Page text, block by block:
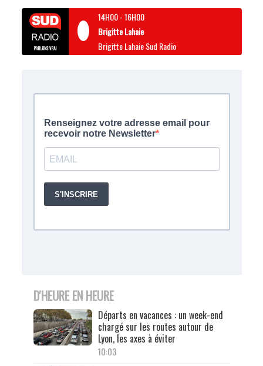
14H00-16H00
Brigitte Lahaie
Brigitte Lahaie Sud Radio
D'HEURE EN HEURE
Départs en vacances : un week-end
chargé sur les routes autour de
Lyon, les axes à éviter
10:03